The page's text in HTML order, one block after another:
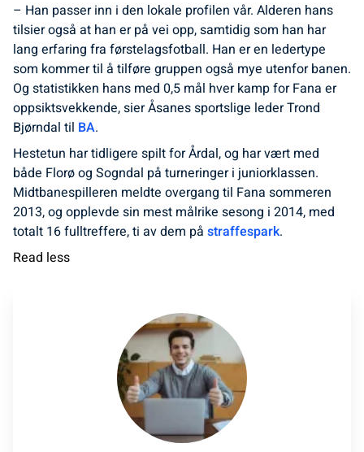
– Han passer inn i den lokale profilen vår. Alderen hans
tilsier også at han er på vei opp, samtidig som han har
lang erfaring fra førstelagsfotball. Han er en ledertype
som kommer til å tilføre gruppen også mye utenfor banen.
Og statistikken hans med 0,5 mål hver kamp for Fana er
oppsiktsvekkende, sier Åsanes sportslige leder Trond
Bjørndal til BA.
Hestetun har tidligere spilt for Årdal, og har vært med
både Florø og Sogndal på turneringer i juniorklassen.
Midtbanespilleren meldte overgang til Fana sommeren
2013, og opplevde sin mest målrike sesong i 2014, med
totalt 16 fulltreffere, ti av dem på straffespark.
Read less